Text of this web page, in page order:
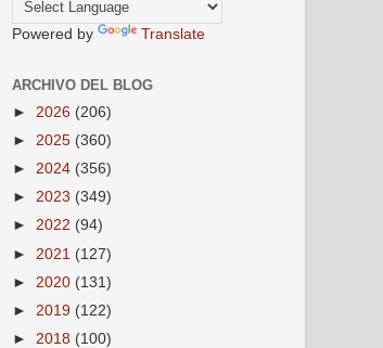
Powered by Translate
ARCHIVO DEL BLOG
► 2026 (206)
► 2025 (360)
► 2024 (356)
► 2023 (349)
► 2022 (94)
► 2021 (127)
► 2020 (131)
► 2019 (122)
► 2018 (100)